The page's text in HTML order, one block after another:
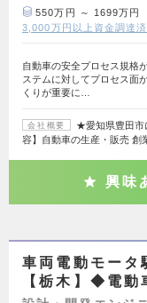
550万円 ～ 1699万円
3,000万円以上資金調達済
自動車の安全プロセス規格
ステムに対してプロセス面
くりが重要に…
会社概要
★愛知県豊田市
容】自動車の生産・販売 創
興味
車両電動モータ
【栃木】◆電動